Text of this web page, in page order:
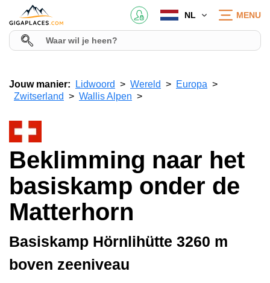
NL MENU
Jouw manier: Lidwoord Wereld
Europa
Zwitserland
Wallis Alpen
Beklimming naar het
basiskamp onder de
Matterhorn
Basiskamp Hörnlihütte 3260 m
boven zeeniveau